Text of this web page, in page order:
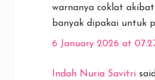
warnanya coklat
banyak dipakai untuk
6 January 2026 at
Indah Nuria Savitri